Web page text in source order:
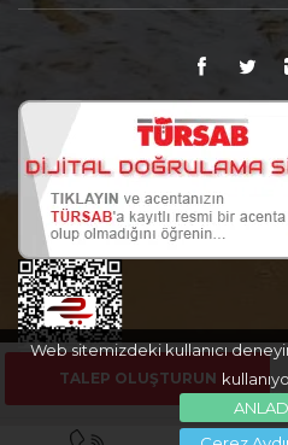
Web sitemizdeki kullanıcı
TALEP OLUŞTURUN